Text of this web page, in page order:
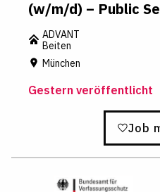
(w/m/d) – Public
ADVANT
Beiten
München
Gestern veröffentlicht
Job